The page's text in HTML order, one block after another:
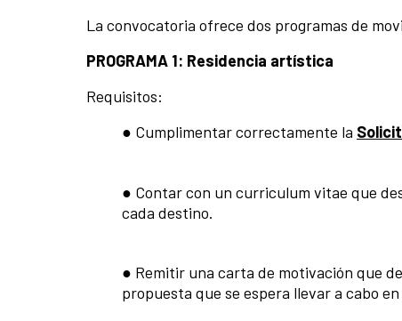
La convocatoria ofrece dos programas de
PROGRAMA 1: Residencia artística
Requisitos:
● Cumplimentar correctamente la
● Contar con un curriculum vitae que
cada destino.
● Remitir una carta de motivación que
propuesta que se espera llevar a cabo